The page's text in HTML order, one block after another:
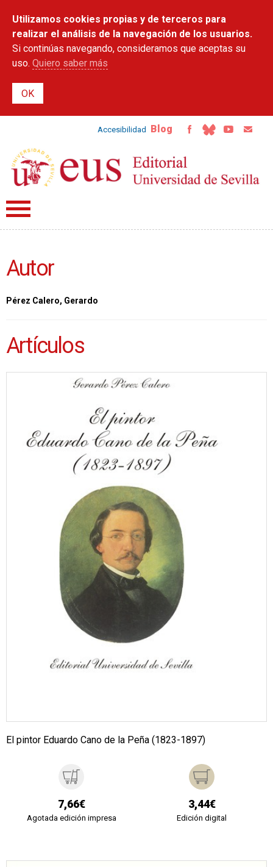
contenido
principal
Utilizamos cookies propias y de terceros para
realizar el análisis de la navegación de los usuarios.
Si continúas navegando, consideramos que aceptas su
uso. Quiero saber más
Accesibilidad Blog
Autor
Pérez Calero, Gerardo
Artículos
El pintor Eduardo Cano de la Peña (1823-1897)
7,66€
Agotada edición impresa
3,44€
Edición digital